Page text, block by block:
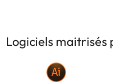
Logiciels